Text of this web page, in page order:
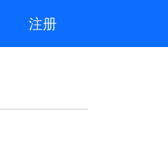
注册